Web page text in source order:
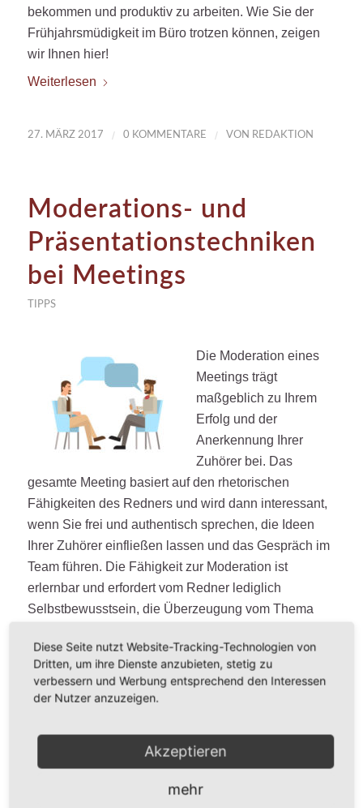
bekommen und produktiv zu arbeiten. Wie Sie der
Frühjahrsmüdigkeit im Büro trotzen können, zeigen
wir Ihnen hier!
Weiterlesen
27. MÄRZ 2017 / 0 KOMMENTARE / VON REDAKTION
Moderations- und
Präsentationstechniken
bei Meetings
TIPPS
Die Moderation eines
Meetings trägt
maßgeblich zu Ihrem
Erfolg und der
Anerkennung Ihrer
Zuhörer bei. Das
gesamte Meeting basiert auf den rhetorischen
Fähigkeiten des Redners und wird dann interessant,
wenn Sie frei und authentisch sprechen, die Ideen
Ihrer Zuhörer einfließen lassen und das Gespräch im
Team führen. Die Fähigkeit zur Moderation ist
erlernbar und erfordert vom Redner lediglich
Selbstbewusstsein, die Überzeugung vom Thema
Teilnehmer.
Weiterlesen
16. MÄRZ 2017 / 0 KOMMENTARE / VONREDAKTION
Diese Seite nutzt Website-Tracking-Technologien von
Dritten, um ihre Dienste anzubieten, stetig zu
verbessern und Werbung entsprechend den Interessen
der Nutzer anzuzeigen.
Akzeptieren
mehr